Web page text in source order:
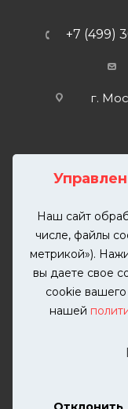
Наш сайт
числе, файлы
метрикой»).
вы даете свое
cookie вашего
нашей
+7 (499)
г.
2026 ©
автомобилей. Вся
Публикация
разрешения